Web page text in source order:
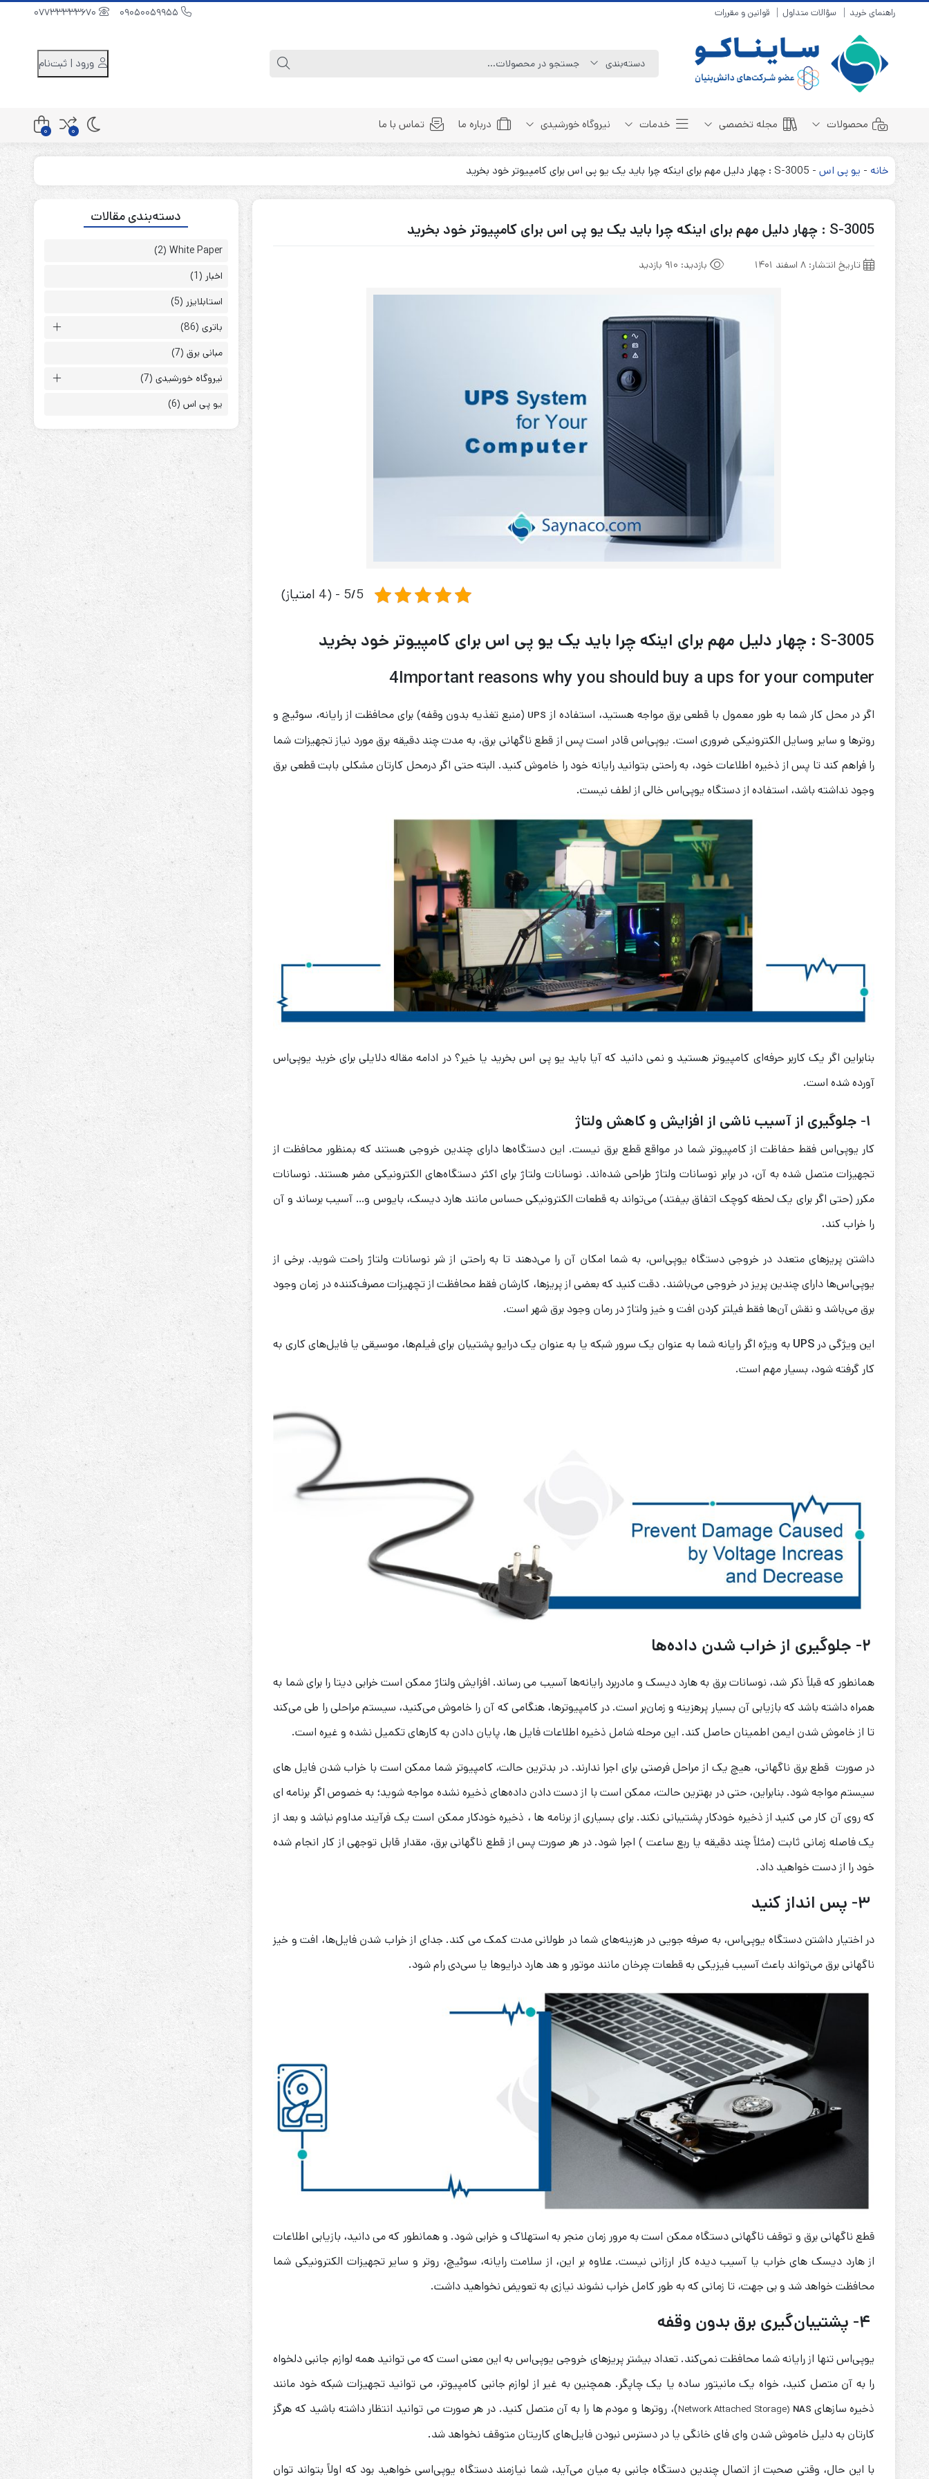
راهنمای خرید سؤالات متداول قوانین و مقررات
ورود | ثبت‌نام
محصولات
باتری سیلد لید اسید
باتری 6 ولت
باتری لیتیوم
Line Interactive (Simulated Sine Wave)
Double Conversion (1:1)
کابینت باتری 48 ولت
رله‌ای
AVR
STB
Prince
ابزارهای مدیریت یوپی‌اس
مجله تخصصی
مبانی باتری
تست و کنترل
باتری هوشمند
روش های تخلیه
خدمات نیروگاه خورشیدی درباره ما تماس با ما
0
0
خانه - یو پی اس- S-3005 : چهار دلیل مهم برای اینکه چرا باید یک یو پی اس برای کامپیوتر خود بخرید
S-3005 : چهار دلیل مهم برای اینکه چرا باید یک یو پی اس برای کامپیوتر خود بخرید
تاریخ انتشار: ۸ اسفند ۱۴۰۱ بازدید: 910 بازدید
5/5 - (4 امتیاز)
S-3005 : چهار دلیل مهم برای اینکه چرا باید یک یو پی اس برای کامپیوتر خود بخرید
4Important reasons why you should buy a ups for your computer
اگر در محل کار شما به طور معمول با قطعی برق مواجه هستید، استفاده از UPS (منبع تغذیه بدون وقفه) برای محافظت از رایانه، سوئیچ و
روترها و سایر وسایل الکترونیکی ضروری است. یوپی‌اس قادر است پس از قطع ناگهانی برق، به مدت چند دقیقه برق مورد نیاز تجهیزات شما
را فراهم کند تا پس از ذخیره اطلاعات خود، به راحتی بتوانید رایانه خود را خاموش کنید. البته حتی اگر درمحل کارتان مشکلی بابت قطعی برق
وجود نداشته باشد، استفاده از دستگاه یوپی‌اس خالی از لطف نیست.
بنابراین اگر یک کاربر حرفه‌ای کامپیوتر هستید و نمی دانید که آیا باید یو پی اس بخرید یا خیر؟ در ادامه مقاله دلایلی برای خرید یوپی‌اس
آورده شده است.
کار یوپی‌اس فقط حفاظت از کامپیوتر شما در مواقع قطع برق نیست. این دستگاه‌ها دارای چندین خروجی هستند که بمنظور محافظت از
تجهیزات متصل شده به آن، در برابر نوسانات ولتاژ طراحی شده‌اند. نوسانات ولتاژ برای اکثر دستگاه‌های الکترونیکی مضر هستند. نوسانات
مکرر (حتی اگر برای یک لحظه کوچک اتفاق بیفتد) می‌تواند به قطعات الکترونیکی حساس مانند هارد دیسک، بایوس و… آسیب برساند و آن
را خراب کند.
داشتن پریز‌های متعدد در خروجی دستگاه یو‌پی‌اس، به شما امکان آن را می‌دهند تا به راحتی از شر نوسانات ولتاژ راحت شوید. برخی از
یوپی‌اس‌ها دارای چندین پریز در خروجی می‌باشند. دقت کنید که بعضی از پریز‌ها، کارشان فقط محافظت از تچهیزات مصرف‌کننده در زمان وجود
برق می‌باشد و نقش آن‌ها فقط فیلتر کردن افت و خیز ولتاژ در رمان وجود برق شهر است.
این ویژگی درUPS به ویژه اگر رایانه شما به عنوان یک سرور شبکه یا به عنوان یک درایو پشتیبان برای فیلم‌ها، موسیقی یا فایل‌های کاری به
کار گرفته شود، بسیار مهم است.
همانطور که قبلاً ذکر شد، نوسانات برق به هارد دیسک و مادربرد رایانه‌ها آسیب می رساند. افزایش ولتاژ ممکن است خرابی دیتا را برای شما به
همراه داشته باشد که بازیابی آن بسیار پرهزینه و زمان‌بر است. در کامپیوترها، هنگامی که آن را خاموش می‌کنید، سیستم مراحلی را طی می‌کند
تا از خاموش شدن ایمن اطمینان حاصل کند. این مرحله شامل ذخیره اطلاعات فایل ها، پایان دادن به کارهای تکمیل نشده و غیره است.
در صورت قطع برق ناگهانی، هیچ یک از مراحل فرصتی برای اجرا ندارند. در بدترین حالت، کامپیوتر شما ممکن است با خراب شدن فایل های
سیستم مواجه شود. بنابراین، حتی در بهترین حالت، ممکن است با از دست دادن داده‌های ذخیره نشده مواجه شوید؛ به خصوص اگر برنامه ای
که روی آن کار می کنید از ذخیره خودکار پشتیبانی نکند. برای بسیاری از برنامه ها ، ذخیره خودکار ممکن است یک فرآیند مداوم نباشد و بعد از
یک فاصله زمانی ثابت (مثلاً چند دقیقه یا ربع ساعت ) اجرا شود. در هر صورت پس از قطع ناگهانی برق، مقدار قابل توجهی از کار انجام شده
خود را از دست خواهید داد.
در اختیار داشتن دستگاه یوپی‌اس، به صرفه جویی در هزینه‌های شما در طولانی مدت کمک می کند. جدای از خراب شدن فایل‌ها، افت و خیز
ناگهانی برق می‌تواند باعث آسیب فیزیکی به قطعات چرخان مانند موتور و هد هارد درایوها یا سی‌دی رام شود.
قطع ناگهانی برق و توقف ناگهانی دستگاه ممکن است به مرور زمان منجر به استهلاک و خرابی شود. و همانطور که می دانید، بازیابی اطلاعات
از هارد دیسک های خراب یا آسیب دیده کار ارزانی نیست. علاوه بر این، از سلامت رایانه، سوئیچ، روتر و سایر تجهیزات الکترونیکی شما
محافظت خواهد شد و بی جهت، تا زمانی که به طور کامل خراب نشوند نیازی به تعویض نخواهید داشت.
یوپی‌اس تنها از رایانه شما محافظت نمی‌کند. تعداد بیشتر پریزهای خروجی یو‌پی‌اس به این معنی است که می توانید همه لوازم جانبی دلخواه
را به آن متصل کنید، خواه یک مانیتور ساده یا یک چاپگر. همچنین به غیر از لوازم جانبی کامپیوتر، می توانید تجهیزات شبکه خود مانند
ذخیره سازهای NAS
(
Network Attached Storage)، روترها و مودم ها را به آن متصل کنید. در هر صورت می توانید انتظار داشته باشید که هرگز
کارتان به دلیل خاموش شدن وای فای خانگی یا در دسترس نبودن فایل‌های کاریتان متوقف نخواهد شد.
با این حال، وقتی صحبت از اتصال چندین دستگاه جانبی به میان می‌آید، شما نیازمند دستگاه یو‌پی‌اسی خواهید بود که اولاً بتواند توان
دسته‌بندی مقالات
White Paper
(2)
اخبار (1)
استابلایزر (5)
باتری(86)
مبانی برق(7)
نیروگاه خورشیدی(7)
یو پی اس(6)